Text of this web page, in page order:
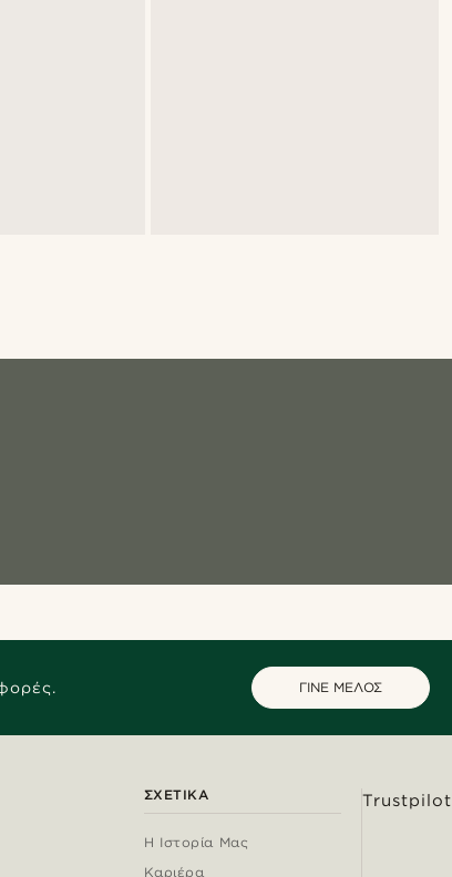
ΓΙΝΕ ΜΕΛΟΣ
ΣΧΕΤΙΚΆ
Η Ιστορία Μας
Καριέρα
Trustpilot